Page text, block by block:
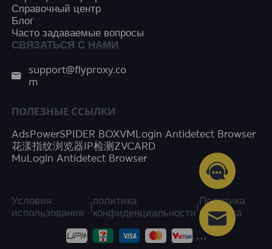
Справочный центр
Блог
Часто задаваемые вопросы
СВЯЗАТЬСЯ С НАМИ
support@flyproxy.co
m
ПОЛЕЗНЫЕ ССЫЛКИ
AdsPowerSPIDER BOXVMLogin Antidetect Browser
花漾指纹浏览器 IP检测 ZVCARD
MuLogin Antidetect Browser
Условия
использования
политика
конфиденциальности
Политика
возврата